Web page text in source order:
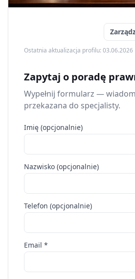
Ostatnia aktualizacja profilu: 03.06.2026
Zapytaj o poradę
Wypełnij formularz —
przekazana do specjalisty.
Imię (opcjonalnie)
Nazwisko (opcjonalnie)
Telefon (opcjonalnie)
Email *